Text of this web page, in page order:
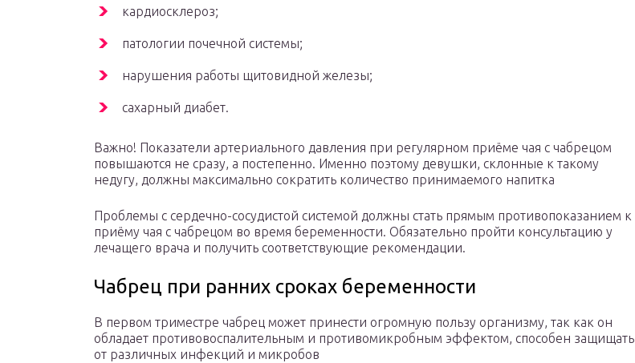
кардиосклероз;
патологии почечной системы;
нарушения работы щитовидной железы;
сахарный диабет.
Важно! Показатели артериального давления при регулярном приёме чая с чабрецом
повышаются не сразу, а постепенно. Именно поэтому девушки, склонные к такому
недугу, должны максимально сократить количество принимаемого напитка
Проблемы с сердечно-сосудистой системой должны стать прямым противопоказанием к
приёму чая с чабрецом во время беременности. Обязательно пройти консультацию у
лечащего врача и получить соответствующие рекомендации.
Чабрец при ранних сроках беременности
В первом триместре чабрец может принести огромную пользу организму, так как он
обладает противовоспалительным и противомикробным эффектом, способен защищать
от различных инфекций и микробов